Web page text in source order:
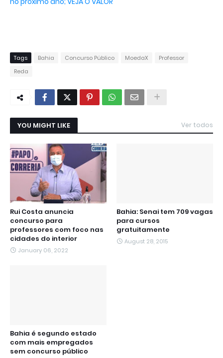
Tags Bahia Concurso Público MoedaX
Professor
Reda
YOU MIGHT LIKE Ver todos
Rui Costa anuncia
concurso para
professores com foco nas
cidades do interior
January 06, 2022
Bahia: Senai tem 709 vagas
para cursos
gratuitamente
August 28, 2015
Bahia é segundo estado
com mais empregados
sem concurso público